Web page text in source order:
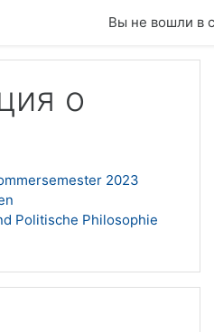
Вы не вошли в
о
2023
Politische Philosophie